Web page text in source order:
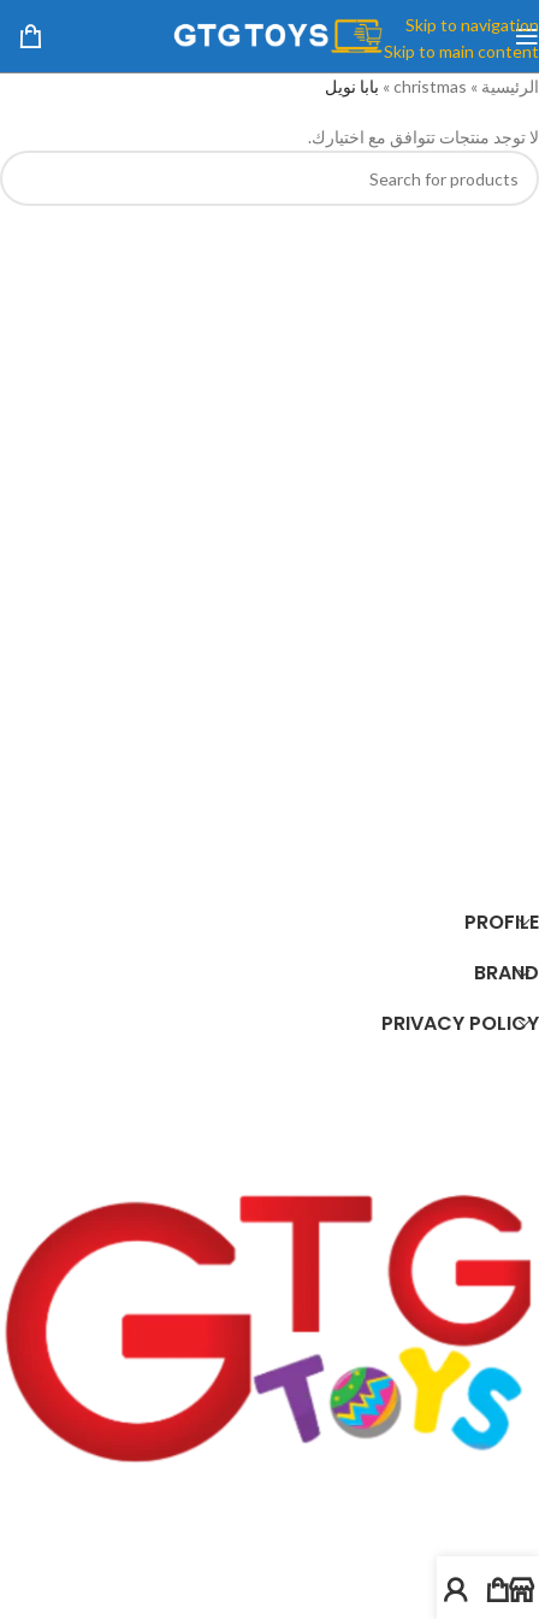
Skip to navigation
Skip to main content
الرئيسية »
christmas
» بابا نويل
لا توجد منتجات تتوافق مع اختيارك.
PROFILE
BRAND
PRIVACY POLICY